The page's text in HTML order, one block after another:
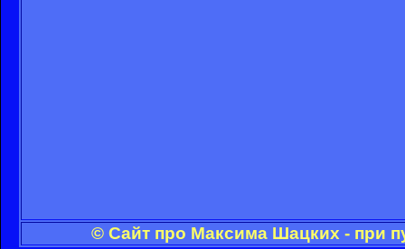
© Сайт про Максима Шацких - при